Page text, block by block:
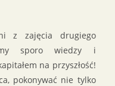
z zajęcia drugiego
sporo wiedzy i
na przyszłość!
pokonywać nie tylko